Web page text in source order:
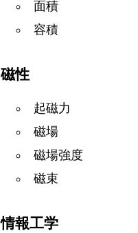
面積
容積
磁性
起磁力
磁場
磁場強度
磁束
情報工学